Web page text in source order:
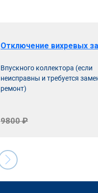
Отключение вихревых
Впускного коллектора (если
неисправны и требуется
ремонт)
9800 ₽